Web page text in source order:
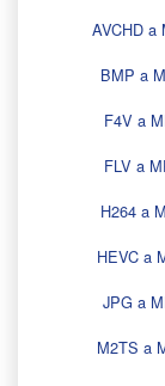
AVCHD a
BMP a
F4V a
FLV a
H264 a
HEVC a
JPG a
M2TS a